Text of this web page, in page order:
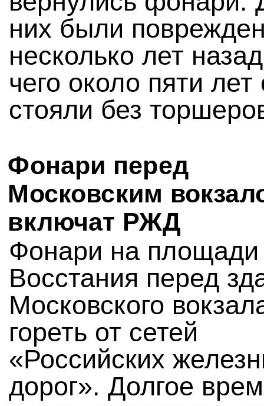
них были
несколько лет
чего около пяти
стояли без
Фонари перед
Московским
включат РЖД
Фонари на площади
Восстания перед
Московского
гореть от сетей
«Российских
дорог». Долгое